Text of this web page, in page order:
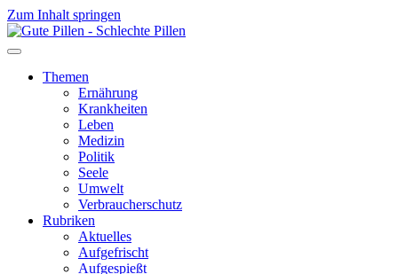
Zum Inhalt springen
Themen
Ernährung
Krankheiten
Leben
Medizin
Politik
Seele
Umwelt
Verbraucherschutz
Rubriken
Aktuelles
Aufgefrischt
Aufgespießt